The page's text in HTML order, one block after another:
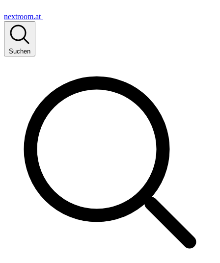
nextroom.at
Suchen